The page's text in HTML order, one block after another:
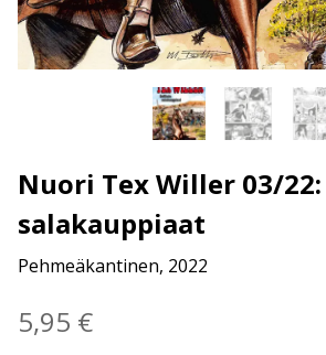
Nuori Tex Willer 03/
salakauppiaat
Pehmeäkantinen, 2022
5,95 €